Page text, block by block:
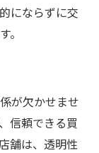
にならずに交
。
が欠かせませ
信頼できる買
舗は、透明性